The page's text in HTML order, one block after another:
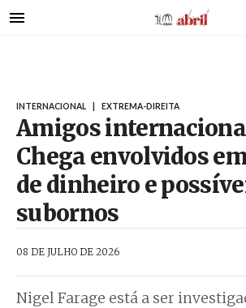
para
AbrilAbril
INTERNACIONAL EXTREMA-DIREITA
Amigos
Chega envolvidos
de dinheiro e
subornos
08 DE JULHO DE 2026
Nigel Farage está a ser